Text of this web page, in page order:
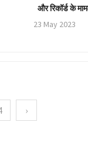
और रिकॉर्ड के
23 May 2023
›